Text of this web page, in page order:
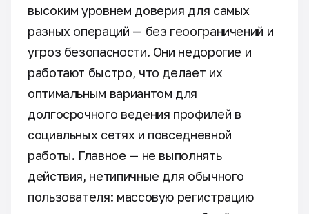
высоким уровнем доверия для самых
разных операций — без геоограничений и
угроз безопасности. Они недорогие и
работают быстро, что делает их
оптимальным вариантом для
долгосрочного ведения профилей в
социальных сетях и повседневной
работы. Главное — не выполнять
действия, нетипичные для обычного
пользователя: массовую регистрацию